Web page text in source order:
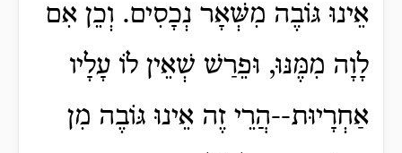
אֵינוּ גּוֹבֶה מִשְּׁאָר נְכָסִים. וְכֵן אִם
לָוָה מִמֶּנּוּ, וּפֵרַשׁ שְׁאֵין לוֹ עָלָיו
אַחְרָיוּת--הֲרֵי זֶה אֵינוּ גּוֹבֶה מִן